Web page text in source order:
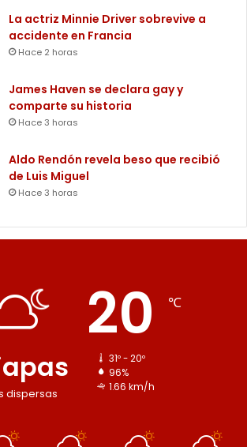
La actriz Minnie Driver sobrevive a
accidente en Francia
Hace 2 horas
James Haven se declara gay y
comparte su historia
Hace 3 horas
Aldo Rendón revela beso que recibió
de Luis Miguel
Hace 3 horas
dispersas
20 ℃
31º - 20º
96%
1.66 km/h